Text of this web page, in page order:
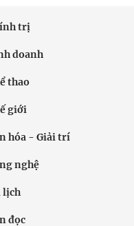
trị
doanh
thao
giới
hóa - Giải trí
nghệ
lịch
đọc